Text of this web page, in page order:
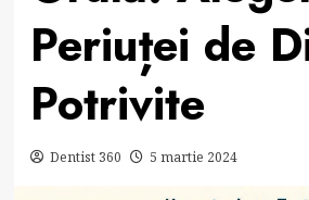
Periuței de
Potrivite
Dentist 360 5 martie 2024